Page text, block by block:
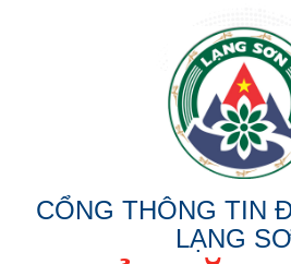
CỔNG THÔNG TIN
LẠNG